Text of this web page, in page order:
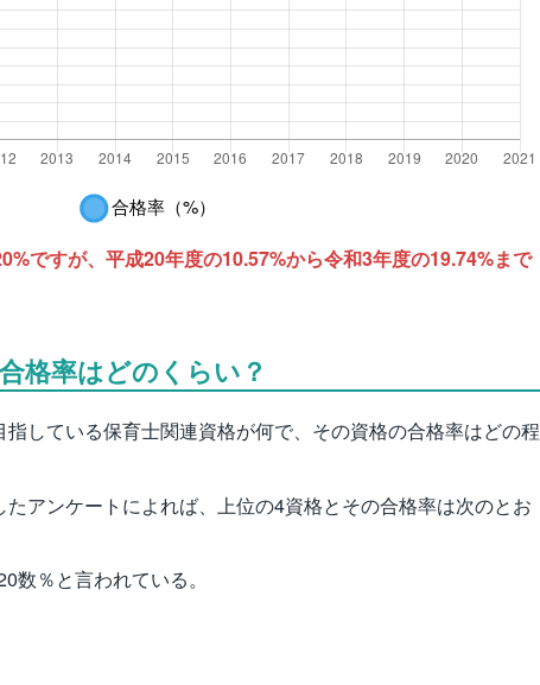
ですが、平成20年度の10.57%から令和3年度の19.74%まで
格率はどのくらい？
している保育士関連資格が何で、その資格の合格率はどの程
アンケートによれば、上位の4資格とその合格率は次のとお
％と言われている。